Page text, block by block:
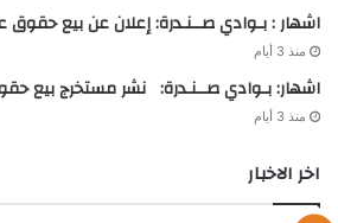
اشهار : بـوادي صــنـدرة: إعلان عن بيع حقوق
منذ 3 أيام
اشهار: بـوادي صــنـدرة: نشر مستخرج بيع
منذ 3 أيام
اخر الاخبار